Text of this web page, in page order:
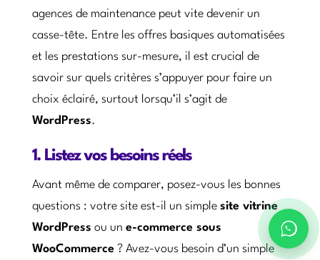
agences de maintenance peut vite devenir un
casse-tête. Entre les offres basiques automatisées
et les prestations sur-mesure, il est crucial de
savoir sur quels critères s’appuyer pour faire un
choix éclairé, surtout lorsqu’il s’agit de
WordPress.
1. Listez vos besoins réels
Avant même de comparer, posez-vous les bonnes
questions : votre site est-il un simple site vitrine
WordPress ou un e-commerce sous
WooCommerce ? Avez-vous besoin d’un simple